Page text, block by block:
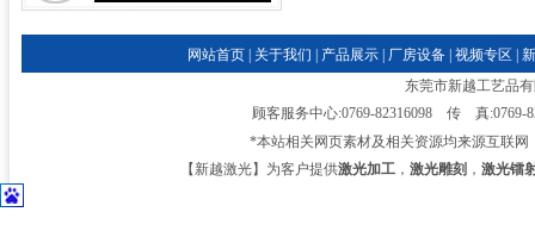
网站首页 关于我们 产品展示 厂房设备 视频专区
东莞市新越工艺品
顾客服务中心:0769-82316098 传 真:0769-
*本站相关网页素材及相关资源均来源互联
【新越激光】为客户提供激光加工 ， 激光雕刻 ， 激光镭